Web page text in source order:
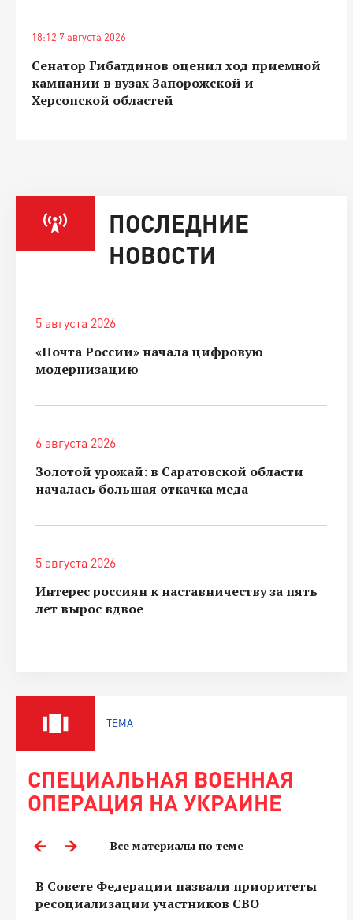
18:12 7 августа 2026
Сенатор Гибатдинов оценил ход приемной
кампании в вузах Запорожской и
Херсонской областей
ПОСЛЕДНИЕ
НОВОСТИ
5 августа 2026
«Почта России» начала цифровую
модернизацию
6 августа 2026
Золотой урожай: в Саратовской области
началась большая откачка меда
5 августа 2026
Интерес россиян к наставничеству за пять
лет вырос вдвое
ТЕМА
СПЕЦИАЛЬНАЯ ВОЕННАЯ
ОПЕРАЦИЯ НА УКРАИНЕ
Все материалы по теме
В Совете Федерации назвали приоритеты
ресоциализации участников СВО